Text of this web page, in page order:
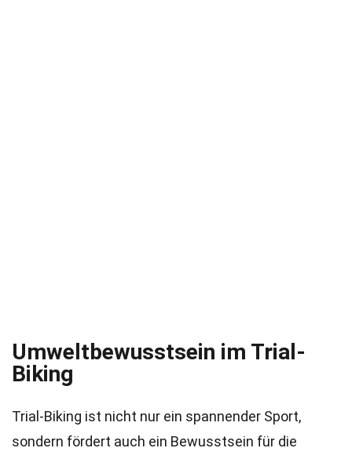
Umweltbewusstsein im Trial-
Biking
Trial-Biking ist nicht nur ein spannender Sport,
sondern fördert auch ein Bewusstsein für die